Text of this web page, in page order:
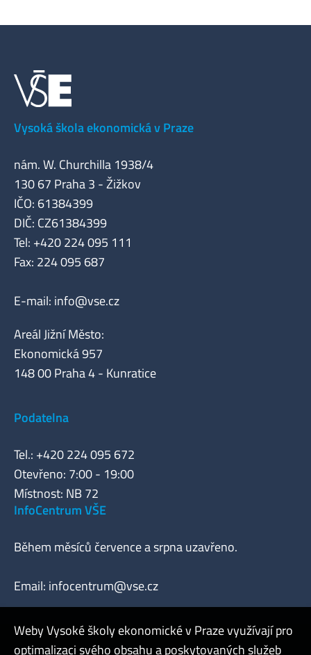
Vysoká škola ekonomická v Praze
nám. W. Churchilla 1938/4
130 67 Praha 3 - Žižkov
IČO: 61384399
DIČ: CZ61384399
Tel: +420 224 095 111
Fax: 224 095 687
E-mail: info@vse.cz
Areál Jižní Město:
Ekonomická 957
148 00 Praha 4 - Kunratice
Podatelna
Tel.: +420 224 095 672
Otevřeno: 7:00 - 19:00
Místnost: NB 72
InfoCentrum VŠE
Během měsíců července a srpna uzavřeno.
Email: infocentrum@vse.cz
Weby Vysoké školy ekonomické v Praze využívají pro
optimalizaci svého obsahu a poskytovaných služeb